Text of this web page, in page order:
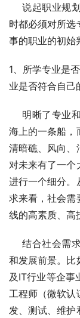
说起职业规划
时都必须对所选
事的职业的初始
1、所学专业是
业是否符合自己
明晰了专业和
海上的一条船，
清暗礁、风向、
对未来有了一
进行一个细分。
求来看，社会需
线的高素质、高
结合社会需求
和发展前景。比
及IT行业等企事
工程师（微软
发、测试、维护